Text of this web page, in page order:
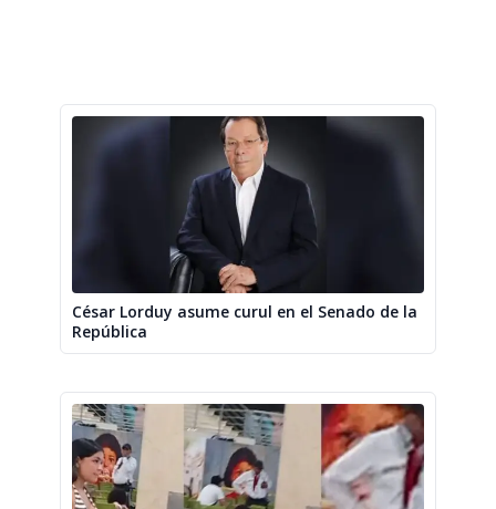
César Lorduy asume curul en el Senado de la
República